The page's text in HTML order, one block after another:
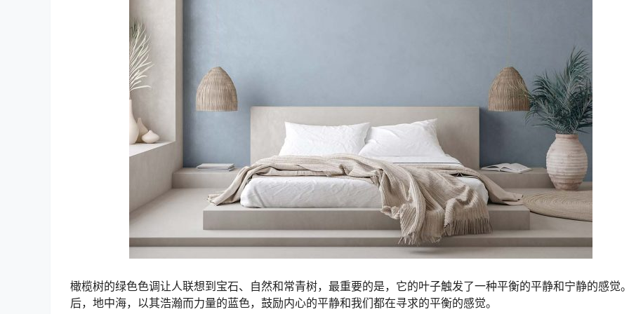
橄榄树的绿色色调让人联想到宝石、自然和常青树，最重要的是，它的叶子触发了一种平衡的平静和宁静的感觉
后，地中海，以其浩瀚而力量的蓝色，鼓励内心的平静和我们都在寻求的平衡的感觉。